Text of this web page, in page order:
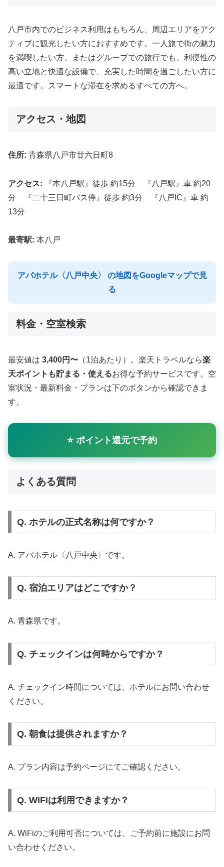
八戸市内でのビジネス利用はもちろん、周辺エリアをアク
ティブに観光したい方におすすめです。一人旅で街の魅力
を満喫したい方、またはグループでの旅行でも、利便性の
高い立地と快適な設備で、充実した時間を過ごしたい方に
最適です。スマートな滞在を求めるすべての方へ。
アクセス・地図
住所: 青森県八戸市廿六日町8
アクセス: 『本八戸駅』徒歩 約15分 『八戸駅』車 約20
分 『二十三日町バス停』徒歩 約3分 『八戸IC』車 約
13分
最寄駅: 本八戸
アパホテル〈八戸中央〉 の地図をGoogleマップで見
る
料金・空室検索
最安値は 3,400円〜 （1泊あたり）。楽天トラベルなら楽
天ポイントも貯まる・使えるお得な予約サービスです。空
室状況・最新料金・プランは下のボタンから確認できま
す。
⭐ ポイント還元で予約
よくある質問
Q. ホテルの正式名称は何ですか？
A. アパホテル〈八戸中央〉です。
Q. 宿泊エリアはどこですか？
A. 青森県です。
Q. チェックインは何時からですか？
A. チェックイン時間については、ホテルにお問い合わせ
ください。
Q. 朝食は提供されますか？
A. プラン内容は予約ページにてご確認ください。
Q. WiFiは利用できますか？
A. WiFiのご利用可否については、ご予約前に施設にお問
い合わせください。